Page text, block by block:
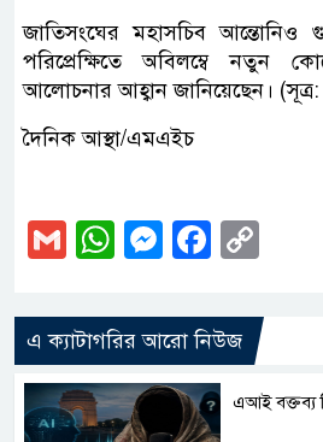
জাতিসংঘের মহাসচিব আন্তোনিও
পরিপ্রেক্ষিতে অবিলম্বে নতুন
আলোচনার আহ্বান জানিয়েছেন। (সূত্র:
দৈনিক আস্থা/এমএইচ
GmailWhatsApp
এ ক্যাটাগরির আরো নিউজ
এআই বক্তব্য